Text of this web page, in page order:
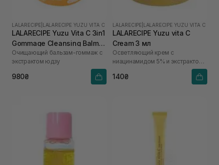
LALARECIPE LALARECIPE YUZU VITA C
LALARECIPE Yuzu Vita C 3in1
Gommage Cleansing Balm
50 мл
Очищающий бальзам-гоммаж с
экстрактом юдзу
980₴
LALARECIPE LALARECIPE YUZU VITA C
LALARECIPE Yuzu vita C
Cream 3 мл
Осветляющий крем с
ниацинамидом 5% и экстрактом
140₴